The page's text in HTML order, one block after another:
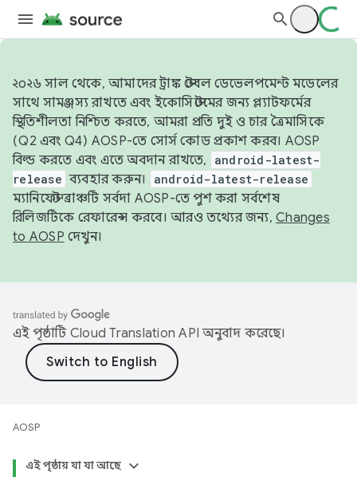
২০২৬ সাল থেকে, আমাদের ট্রাঙ্ক স্টেবল ডেভেলপমেন্ট মডেলের
সাথে সামঞ্জস্য রাখতে এবং ইকোসিস্টেমের জন্য প্ল্যাটফর্মের
স্থিতিশীলতা নিশ্চিত করতে, আমরা প্রতি দুই ও চার ত্রৈমাসিকে
(Q2 এবং Q4) AOSP-তে সোর্স কোড প্রকাশ করব। AOSP
বিল্ড করতে এবং এতে অবদান রাখতে,
android-latest-
release ব্যবহার করুন। android-latest-release
ম্যানিফেস্ট ব্রাঞ্চটি সর্বদা AOSP-তে পুশ করা সর্বশেষ
রিলিজটিকে রেফারেন্স করবে। আরও তথ্যের জন্য, Changes
to AOSP দেখুন।
এই পৃষ্ঠাটি Cloud Translation API অনুবাদ করেছে।
AOSP
এই পৃষ্ঠায় যা যা আছে